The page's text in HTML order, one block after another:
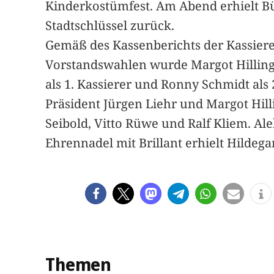
Kinderkostümfest. Am Abend erhielt
Stadtschlüssel zurück.
Gemäß des Kassenberichts der
Vorstandswahlen wurde Margot
als 1. Kassierer und Ronny Schmidt als
Präsident Jürgen Liehr und Margot
Seibold, Vitto Rüwe und Ralf Kliem.
Ehrennadel mit Brillant erhielt
Themen